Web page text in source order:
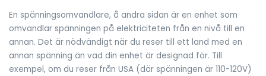
En spänningsomvandlare, å andra sidan är en enhet som
omvandlar spänningen på elektriciteten från en nivå till en
annan. Det är nödvändigt när du reser till ett land med en
annan spänning än vad din enhet är designad för. Till
exempel, om du reser från USA (där spänningen är 110-120V)